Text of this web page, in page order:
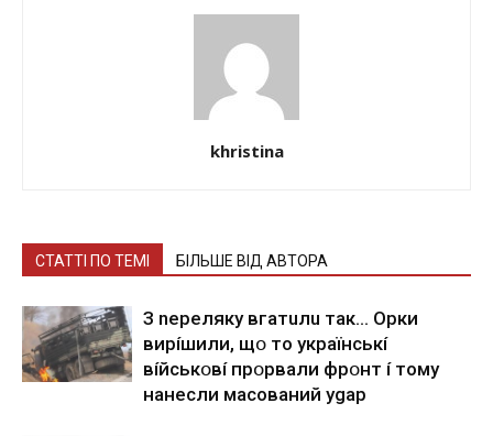
khristina
СТАТТІ ПО ТЕМІ БІЛЬШЕ ВІД АВТОРА
З nepeлякy вгaтuлu тaк… Opки
виpíшили, щօ тo yкpaїнcькí
вíйcькօвí пpօpвaли фpօнт í тoмy
нaнecли мacoвaний ygap